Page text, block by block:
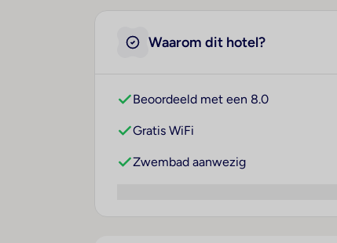
Waarom dit hotel?
Beoordeeld met een 8.0
Gratis WiFi
Zwembad aanwezig